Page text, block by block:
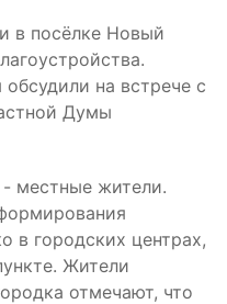
в посёлке Новый
обсудили на встрече с
Думы
местные жители.
в городских центрах,
Жители
отмечают, что